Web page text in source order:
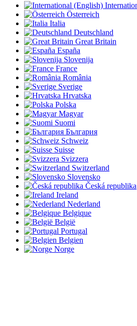
Österreich
Italia
Deutschland
Great Britain
España
Slovenija
France
România
Sverige
Hrvatska
Polska
Magyar
Suomi
България
Schweiz
Suisse
Svizzera
Switzerland
Slovensko
Česká republika
Ireland
Nederland
Belgique
België
Portugal
Belgien
Norge